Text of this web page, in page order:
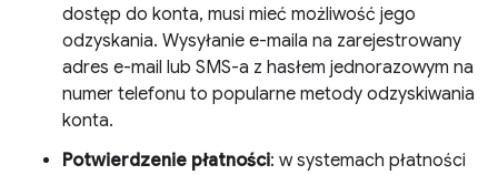
dostęp do konta, musi mieć możliwość jego
odzyskania. Wysyłanie e-maila na zarejestrowany
adres e-mail lub SMS-a z hasłem jednorazowym na
numer telefonu to popularne metody odzyskiwania
konta.
Potwierdzenie płatności: w systemach płatności